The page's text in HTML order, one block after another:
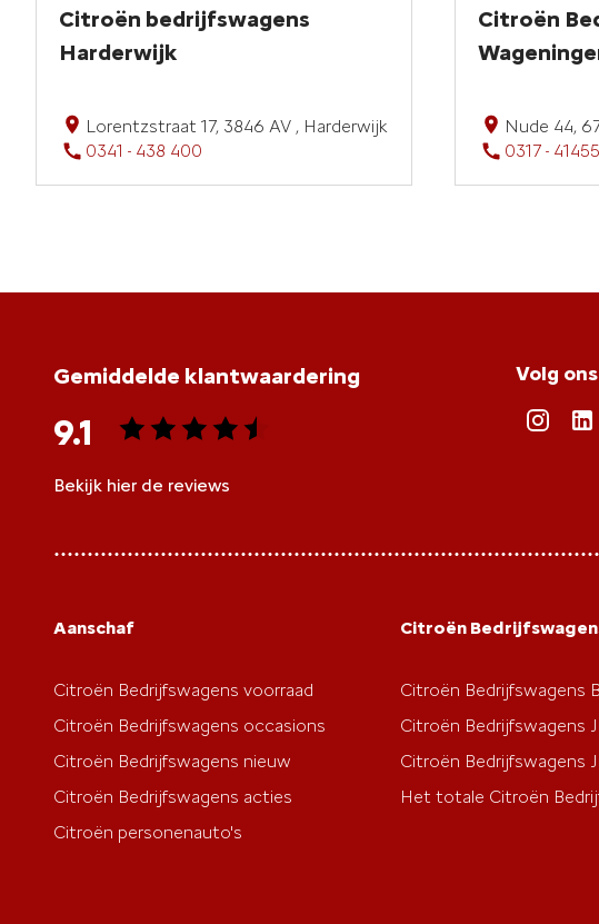
Citroën bedrijfswagens
Harderwijk
Lorentzstraat 17, 3846 AV , Harderwijk
0341 - 438 400
Citroën
Nude 44,
0317 -
Gemiddelde klantwaardering
9.1
Bekijk hier de reviews
van
Volg ons
Aanschaf
Citroën Bedrijfswagens voorraad
Citroën Bedrijfswagens occasions
Citroën Bedrijfswagens nieuw
Citroën Bedrijfswagens acties
Citroën personenauto's
Citroën
Citroën Bedrijfswagens
Citroën Bedrijfswagens
Citroën Bedrijfswagens
Het totale Citroën